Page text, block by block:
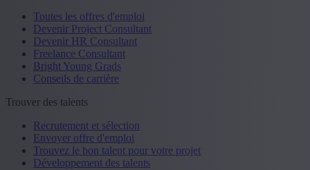
Toutes les offres d'emploi
Devenir Project Consultant
Devenir HR Consultant
Freelance Consultant
Bright Young Grads
Conseils de carrière
Trouver des talents
Recrutement et sélection
Envoyer offre d'emploi
Trouvez le bon talent pour votre projet
Développement des talents